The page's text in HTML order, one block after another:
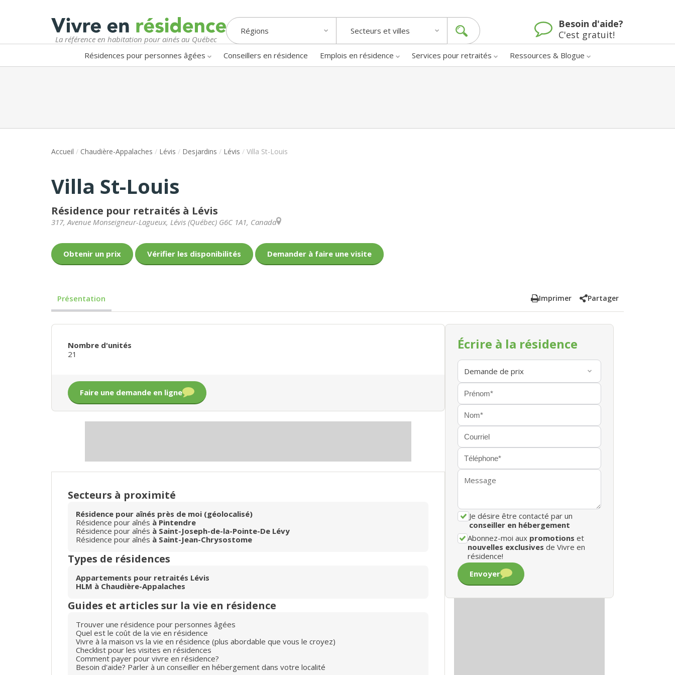
La référence en habitation pour ainés au Québec
Régions Secteurs et villes
Besoin d'aide?
C'est gratuit!
Résidences pour personnes âgées Conseillers en résidence Emplois en résidence Services pour retraités Ressources & Blogue
Accueil / Chaudière-Appalaches / Lévis / Desjardins / Lévis / Villa St-Louis
Villa St-Louis
Résidence pour retraités à Lévis
317, Avenue Monseigneur-Lagueux, Lévis (Québec) G6C 1A1, Canada
Obtenir un prix Vérifier les disponibilités Demander à faire une visite
Présentation Imprimer Partager
Nombre d'unités
21
Faire une demande en ligne
Secteurs à proximité
Résidence pour aînés près de moi (géolocalisé)
Résidence pour aînés à Pintendre
Résidence pour aînés à Saint-Joseph-de-la-Pointe-De Lévy
Résidence pour aînés à Saint-Jean-Chrysostome
Types de résidences
Appartements pour retraités Lévis
HLM à Chaudière-Appalaches
Guides et articles sur la vie en résidence
Trouver une résidence pour personnes âgées
Quel est le coût de la vie en résidence
Vivre à la maison vs la vie en résidence (plus abordable que vous le croyez)
Checklist pour les visites en résidences
Comment payer pour vivre en résidence?
Besoin d'aide? Parler à un conseiller en hébergement dans votre localité
Écrire à la résidence
Je désire être contacté par un
conseiller en hébergement
Abonnez-moi aux promotions et
nouvelles exclusives de Vivre en
résidence!
Envoyer